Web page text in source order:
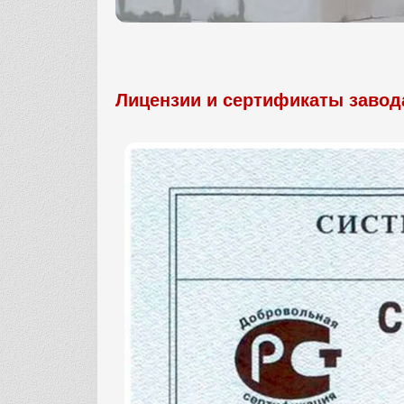
Лицензии и сертификаты